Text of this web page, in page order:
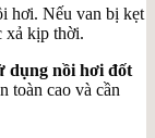
hơi. Nếu van bị kẹt
xả kịp thời.
dụng nồi hơi đốt
toàn cao và cần